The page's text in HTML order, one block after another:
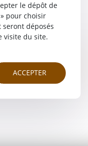
DES AVOCATS
le dépôt de
» pour choisir
déposés
visite du site.
ACCEPTER